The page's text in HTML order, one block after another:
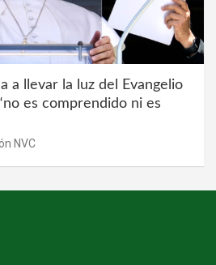
a llevar la luz del Evangelio
es comprendido ni es
NVC